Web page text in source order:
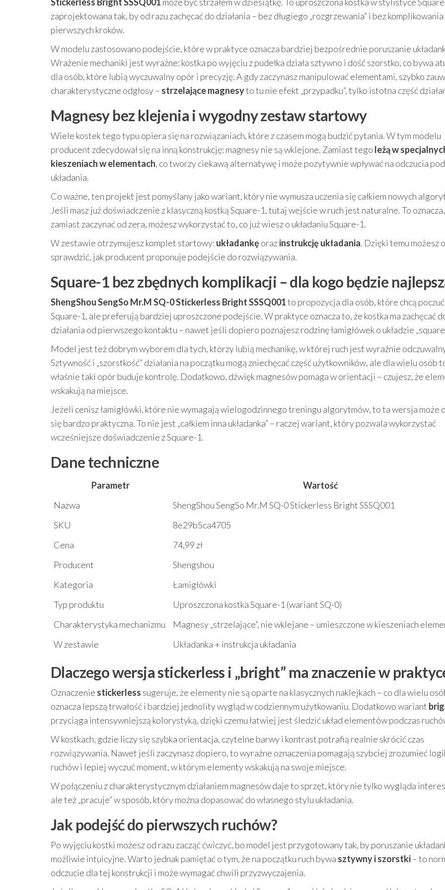
zaprojektowana tak, by od razu zachęcać do działania – bez długiego „rozgrzewania” i bez komplikowania
pierwszych kroków.
W modelu zastosowano podejście, które w praktyce oznacza bardziej bezpośrednie poruszanie
Wrażenie mechaniki jest wyraźne: kostka po wyjęciu z pudełka działa sztywno i dość szorstko, co bywa
dla osób, które lubią wyczuwalny opór i precyzję. A gdy zaczynasz manipulować elementami, szybko
charakterystyczne odgłosy – strzelające magnesyto tu nie efekt „przypadku”, tylko istotna część
Magnesy bez klejenia i wygodny zestaw startowy
Wiele kostek tego typu opiera się na rozwiązaniach, które z czasem mogą budzić pytania. W tym modelu
producent zdecydował się na inną konstrukcję: magnesy nie są wklejone. Zamiast tego leżą w
kieszeniach w elementach, co tworzy ciekawą alternatywę i może pozytywnie wpływać na odczucia
układania.
Co ważne, ten projekt jest pomyślany jako wariant, który nie wymusza uczenia się całkiem nowych
Jeśli masz już doświadczenie z klasyczną kostką Square-1, tutaj wejście w ruch jest naturalne. To
zamiast zaczynać od zera, możesz wykorzystać to, co już wiesz o układaniu Square-1.
W zestawie otrzymujesz komplet startowy: układankę orazinstrukcję układania. Dzięki temu możesz
sprawdzić, jak producent proponuje podejście do rozwiązywania.
Square-1 bez zbędnych komplikacji – dla kogo będzie
ShengShou SengSo Mr.M SQ-0 Stickerless Bright SSSQ001to propozycja dla osób, które chcą
Square-1, ale preferują bardziej uproszczone podejście. W praktyce oznacza to, że kostka ma zachęcać
działania od pierwszego kontaktu – nawet jeśli dopiero poznajesz rodzinę łamigłówek o układzie
Model jest też dobrym wyborem dla tych, którzy lubią mechanikę, w której ruch jest wyraźnie
Sztywność i „szorstkość” działania na początku mogą zniechęcać część użytkowników, ale dla wielu osób
właśnie taki opór buduje kontrolę. Dodatkowo, dźwięk magnesów pomaga w orientacji – czujesz, że
wskakują na miejsce.
Jeżeli cenisz łamigłówki, które nie wymagają wielogodzinnego treningu algorytmów, to ta wersja może
się bardzo praktyczna. To nie jest „całkiem inna układanka” – raczej wariant, który pozwala wykorzystać
wcześniejsze doświadczenie z Square-1.
Dane techniczne
Parametr
Wartość
Nazwa
ShengShou SengSo Mr.M SQ-0 Stickerless Bright SSSQ001
SKU
8e29b5ca4705
Cena
74,99 zł
Producent
Shengshou
Kategoria
Łamigłówki
Typ produktu
Uproszczona kostka Square-1 (wariant SQ-0)
Charakterystyka mechanizmu
Magnesy „strzelające”, nie wklejane – umieszczone w kieszeniach
W zestawie
Układanka + instrukcja układania
Dlaczego wersja stickerless i „bright” ma znaczenie w
Oznaczenie stickerless sugeruje, że elementy nie są oparte na klasycznych naklejkach – co dla wielu
oznacza lepszą trwałość i bardziej jednolity wygląd w codziennym użytkowaniu. Dodatkowo wariant
przyciąga intensywniejszą kolorystyką, dzięki czemu łatwiej jest śledzić układ elementów podczas
W kostkach, gdzie liczy się szybka orientacja, czytelne barwy i kontrast potrafią realnie skrócić czas
rozwiązywania. Nawet jeśli zaczynasz dopiero, to wyraźne oznaczenia pomagają szybciej zrozumieć
ruchów i lepiej wyczuć moment, w którym elementy wskakują na swoje miejsce.
W połączeniu z charakterystycznym działaniem magnesów daje to sprzęt, który nie tylko wygląda
ale też „pracuje” w sposób, który można dopasować do własnego stylu układania.
Jak podejść do pierwszych ruchów?
Po wyjęciu kostki możesz od razu zacząć ćwiczyć, bo model jest przygotowany tak, by poruszanie
możliwie intuicyjne. Warto jednak pamiętać o tym, że na początku ruch bywa sztywny i szorstki– to
odczucie dla tej konstrukcji i może wymagać chwili przyzwyczajenia.